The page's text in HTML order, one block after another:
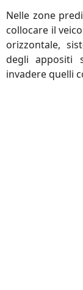
Nelle zone
collocare il
orizzontale,
degli appositi
invadere quelli